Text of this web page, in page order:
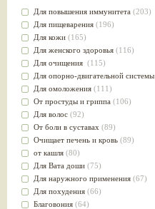
Для повышения иммунитета (203)
Для пищеварения (196)
Для кожи (165)
Для женского здоровья (116)
Для очищения (115)
Для опорно-двигательной системы
Для омоложения (111)
От простуды и гриппа (106)
Для волос (92)
От боли в суставах (89)
Очищает печень и кровь (89)
от кашля (80)
Для Вата доши (75)
Для наружного применения (67)
Для похудения (66)
Благовония (64)